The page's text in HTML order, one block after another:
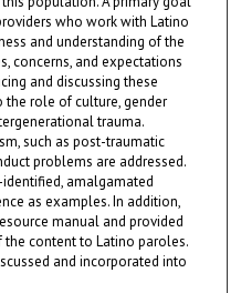
who work with Latino
and understanding of the
concerns, and expectations
and discussing these
the role of culture, gender
trauma.
such as post-traumatic
problems are addressed.
amalgamated
as examples. In addition,
manual and provided
content to Latino paroles.
and incorporated into